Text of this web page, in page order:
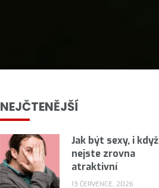
NEJČTENĚJŠÍ
Jak být sexy, i když
nejste zrovna
atraktivní
13 ČERVENCE, 2026